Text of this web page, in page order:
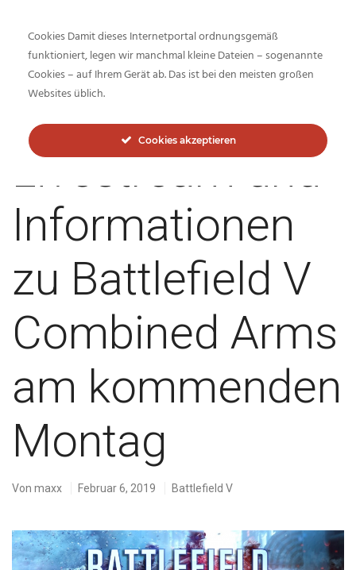
Inside-Network.net
Livestream und
Informationen
zu Battlefield V
Combined Arms
am kommenden
Montag
Von maxx Februar 6, 2019 Battlefield V
Cookies Damit dieses Internetportal ordnungsgemäß
funktioniert, legen wir manchmal kleine Dateien – sogenannte
Cookies – auf Ihrem Gerät ab. Das ist bei den meisten großen
Websites üblich.
Cookies akzeptieren